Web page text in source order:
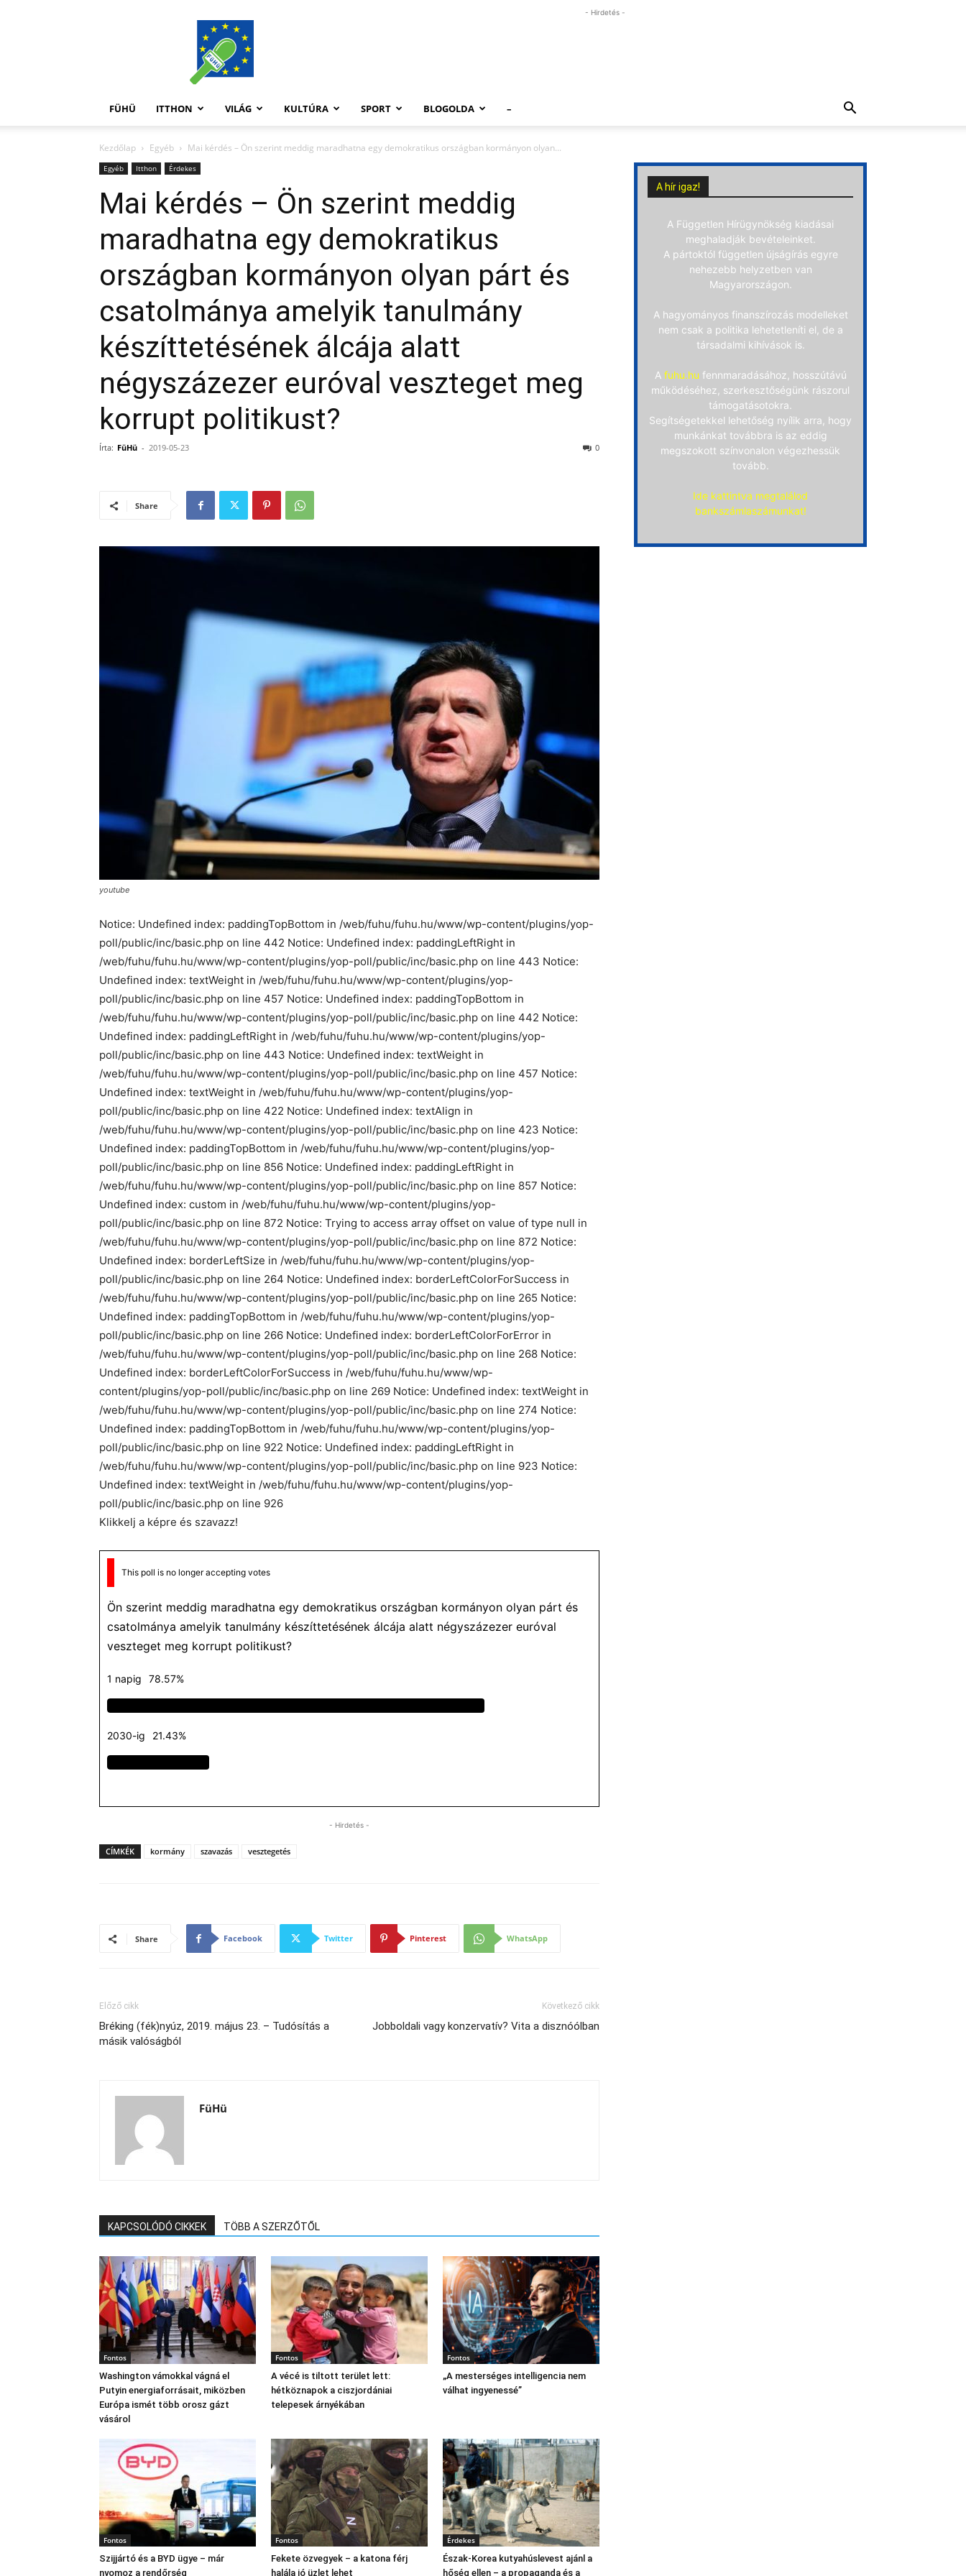
FüHü
- Hirdetés -
FÜHÜ ITTHON VILÁG KULTÚRA SPORT BLOGOLDA –
Kezdőlap Egyéb Mai kérdés – Ön szerint meddig maradhatna egy demokratikus országban kormányon olyan...
Egyéb Itthon Érdekes
Mai kérdés – Ön szerint meddig
maradhatna egy demokratikus
országban kormányon olyan párt és
csatolmánya amelyik tanulmány
készíttetésének álcája alatt
négyszázezer euróval veszteget meg
korrupt politikust?
Írta: FüHü - 2019-05-23 0
Share
youtube
Notice: Undefined index: paddingTopBottom in /web/fuhu/fuhu.hu/www/wp-content/plugins/yop-
poll/public/inc/basic.php on line 442 Notice: Undefined index: paddingLeftRight in
/web/fuhu/fuhu.hu/www/wp-content/plugins/yop-poll/public/inc/basic.php on line 443 Notice:
Undefined index: textWeight in /web/fuhu/fuhu.hu/www/wp-content/plugins/yop-
poll/public/inc/basic.php on line 457 Notice: Undefined index: paddingTopBottom in
/web/fuhu/fuhu.hu/www/wp-content/plugins/yop-poll/public/inc/basic.php on line 442 Notice:
Undefined index: paddingLeftRight in /web/fuhu/fuhu.hu/www/wp-content/plugins/yop-
poll/public/inc/basic.php on line 443 Notice: Undefined index: textWeight in
/web/fuhu/fuhu.hu/www/wp-content/plugins/yop-poll/public/inc/basic.php on line 457 Notice:
Undefined index: textWeight in /web/fuhu/fuhu.hu/www/wp-content/plugins/yop-
poll/public/inc/basic.php on line 422 Notice: Undefined index: textAlign in
/web/fuhu/fuhu.hu/www/wp-content/plugins/yop-poll/public/inc/basic.php on line 423 Notice:
Undefined index: paddingTopBottom in /web/fuhu/fuhu.hu/www/wp-content/plugins/yop-
poll/public/inc/basic.php on line 856 Notice: Undefined index: paddingLeftRight in
/web/fuhu/fuhu.hu/www/wp-content/plugins/yop-poll/public/inc/basic.php on line 857 Notice:
Undefined index: custom in /web/fuhu/fuhu.hu/www/wp-content/plugins/yop-
poll/public/inc/basic.php on line 872 Notice: Trying to access array offset on value of type null in
/web/fuhu/fuhu.hu/www/wp-content/plugins/yop-poll/public/inc/basic.php on line 872 Notice:
Undefined index: borderLeftSize in /web/fuhu/fuhu.hu/www/wp-content/plugins/yop-
poll/public/inc/basic.php on line 264 Notice: Undefined index: borderLeftColorForSuccess in
/web/fuhu/fuhu.hu/www/wp-content/plugins/yop-poll/public/inc/basic.php on line 265 Notice:
Undefined index: paddingTopBottom in /web/fuhu/fuhu.hu/www/wp-content/plugins/yop-
poll/public/inc/basic.php on line 266 Notice: Undefined index: borderLeftColorForError in
/web/fuhu/fuhu.hu/www/wp-content/plugins/yop-poll/public/inc/basic.php on line 268 Notice:
Undefined index: borderLeftColorForSuccess in /web/fuhu/fuhu.hu/www/wp-
content/plugins/yop-poll/public/inc/basic.php on line 269 Notice: Undefined index: textWeight in
/web/fuhu/fuhu.hu/www/wp-content/plugins/yop-poll/public/inc/basic.php on line 274 Notice:
Undefined index: paddingTopBottom in /web/fuhu/fuhu.hu/www/wp-content/plugins/yop-
poll/public/inc/basic.php on line 922 Notice: Undefined index: paddingLeftRight in
/web/fuhu/fuhu.hu/www/wp-content/plugins/yop-poll/public/inc/basic.php on line 923 Notice:
Undefined index: textWeight in /web/fuhu/fuhu.hu/www/wp-content/plugins/yop-
poll/public/inc/basic.php on line 926
Klikkelj a képre és szavazz!
This poll is no longer accepting votes
Ön szerint meddig maradhatna egy demokratikus országban kormányon olyan párt és
csatolmánya amelyik tanulmány készíttetésének álcája alatt négyszázezer euróval
veszteget meg korrupt politikust?
1 napig 78.57%
2030-ig 21.43%
- Hirdetés -
CÍMKÉK kormány szavazás vesztegetés
Share Facebook Twitter Pinterest WhatsApp
Előző cikk
Bréking (fék)nyúz, 2019. május 23. – Tudósítás a
másik valóságból
Következő cikk
Jobboldali vagy konzervatív? Vita a disznóólban
FüHü
KAPCSOLÓDÓ CIKKEK TÖBB A SZERZŐTŐL
Fontos
Washington vámokkal vágná el
Putyin energiaforrásait, miközben
Európa ismét több orosz gázt
vásárol
Fontos
A vécé is tiltott terület lett:
hétköznapok a ciszjordániai
telepesek árnyékában
Fontos
„A mesterséges intelligencia nem
válhat ingyenessé”
Fontos
Szijjártó és a BYD ügye – már
nyomoz a rendőrség
Fontos
Fekete özvegyek – a katona férj
halála jó üzlet lehet
Érdekes
Észak‑Korea kutyahúslevest ajánl a
hőség ellen – a propaganda és a
A hír igaz!
A Független Hírügynökség kiadásai
meghaladják bevételeinket.
A pártoktól független újságírás egyre
nehezebb helyzetben van
Magyarországon.
A hagyományos finanszírozás modelleket
nem csak a politika lehetetleníti el, de a
társadalmi kihívások is.
A fuhu.hu fennmaradásához, hosszútávú
működéséhez, szerkesztőségünk rászorul
támogatásotokra.
Segítségetekkel lehetőség nyílik arra, hogy
munkánkat továbbra is az eddig
megszokott színvonalon végezhessük
tovább.
Ide kattintva megtalálod
bankszámlaszámunkat!